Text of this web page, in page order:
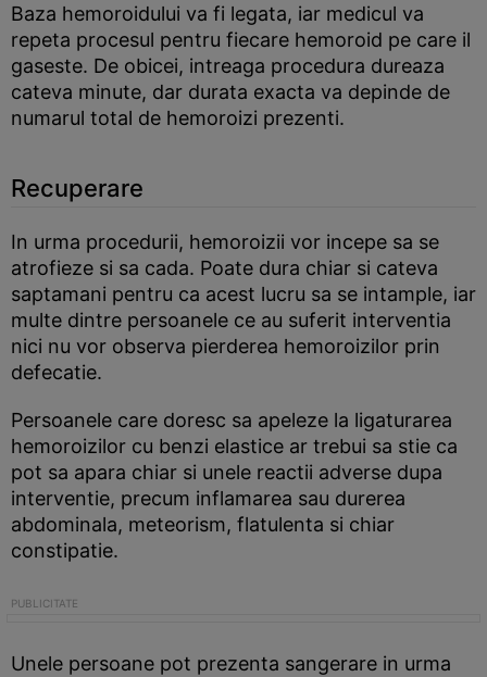
Baza hemoroidului va fi legata, iar medicul va
repeta procesul pentru fiecare hemoroid pe care il
gaseste. De obicei, intreaga procedura dureaza
cateva minute, dar durata exacta va depinde de
numarul total de hemoroizi prezenti.
Recuperare
In urma procedurii, hemoroizii vor incepe sa se
atrofieze si sa cada. Poate dura chiar si cateva
saptamani pentru ca acest lucru sa se intample, iar
multe dintre persoanele ce au suferit interventia
nici nu vor observa pierderea hemoroizilor prin
defecatie.
Persoanele care doresc sa apeleze la ligaturarea
hemoroizilor cu benzi elastice ar trebui sa stie ca
pot sa apara chiar si unele reactii adverse dupa
interventie, precum inflamarea sau durerea
abdominala, meteorism, flatulenta si chiar
constipatie.
Unele persoane pot prezenta sangerare in urma